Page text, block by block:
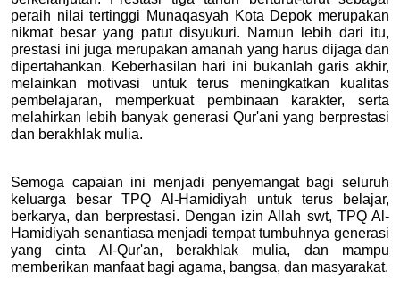
peraih nilai tertinggi Munaqasyah Kota Depok merupakan
nikmat besar yang patut disyukuri. Namun lebih dari itu,
prestasi ini juga merupakan amanah yang harus dijaga dan
dipertahankan. Keberhasilan hari ini bukanlah garis akhir,
melainkan motivasi untuk terus meningkatkan kualitas
pembelajaran, memperkuat pembinaan karakter, serta
melahirkan lebih banyak generasi Qur'ani yang berprestasi
dan berakhlak mulia.
Semoga capaian ini menjadi penyemangat bagi seluruh
keluarga besar TPQ Al-Hamidiyah untuk terus belajar,
berkarya, dan berprestasi. Dengan izin Allah swt, TPQ Al-
Hamidiyah senantiasa menjadi tempat tumbuhnya generasi
yang cinta Al-Qur'an, berakhlak mulia, dan mampu
memberikan manfaat bagi agama, bangsa, dan masyarakat.